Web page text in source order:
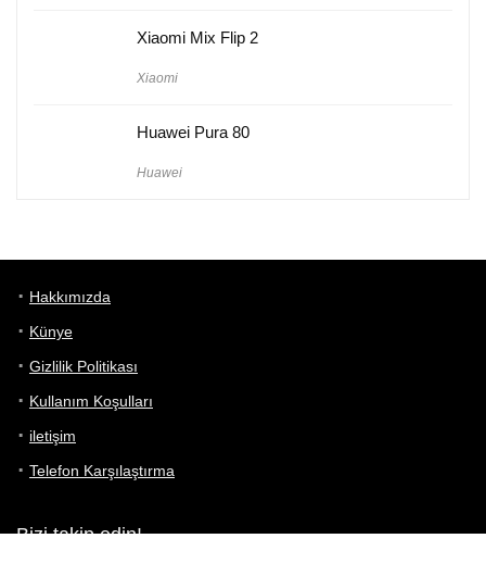
Xiaomi Mix Flip 2
Xiaomi
Huawei Pura 80
Huawei
Hakkımızda
Künye
Gizlilik Politikası
Kullanım Koşulları
iletişim
Telefon Karşılaştırma
Bizi takip edin!